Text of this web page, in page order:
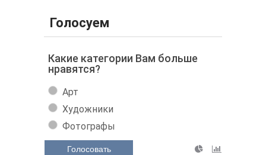
Голосуем
Какие категории Вам больше
нравятся?
Арт
Художники
Фотографы
Голосовать